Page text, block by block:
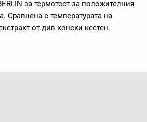
за термотест за положителния
Сравнена е температурата на
от див конски кестен.